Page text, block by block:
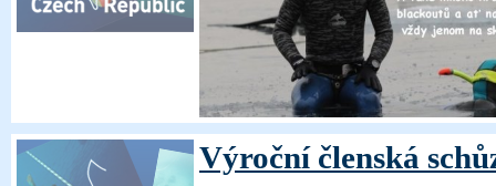
Výroční členská